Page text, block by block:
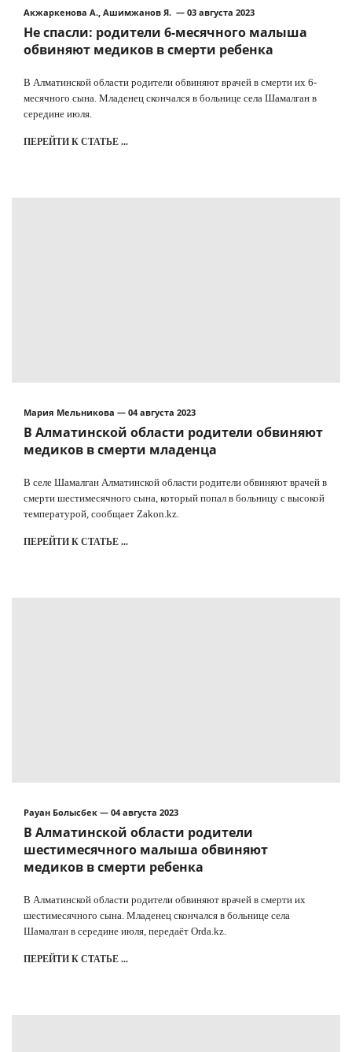
Акжаркенова А., Ашимжанов Я. — 03 августа 2023
Не спасли: родители 6-месячного малыша
обвиняют медиков в смерти ребенка
В Алматинской области родители обвиняют врачей в смерти их 6-
месячного сына. Младенец скончался в больнице села Шамалган в
середине июля.
ПЕРЕЙТИ К СТАТЬЕ ...
Мария Мельникова — 04 августа 2023
В Алматинской области родители обвиняют
медиков в смерти младенца
В селе Шамалган Алматинской области родители обвиняют врачей в
смерти шестимесячного сына, который попал в больницу с высокой
температурой, сообщает Zakon.kz.
ПЕРЕЙТИ К СТАТЬЕ ...
Рауан Болысбек — 04 августа 2023
В Алматинской области родители
шестимесячного малыша обвиняют
медиков в смерти ребенка
В Алматинской области родители обвиняют врачей в смерти их
шестимесячного сына. Младенец скончался в больнице села
Шамалган в середине июля, передаёт Orda.kz.
ПЕРЕЙТИ К СТАТЬЕ ...